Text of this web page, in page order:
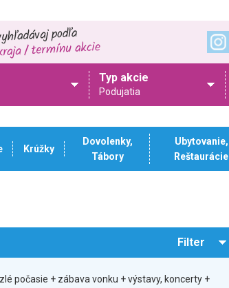
Typ akcie
Podujatia
Krúžky
Dovolenky,
Tábory
Ubytovanie,
Reštaurácie
Filter
počasie + zábava vonku + výstavy, koncerty +